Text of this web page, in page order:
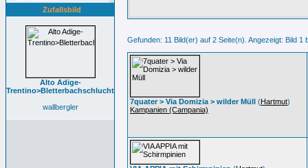
Zufallsbild
Alto Adige-
Trentino>Bletterbachschlucht
wallbergler
Gefunden: 11 Bild(er) auf 2 Seite(n). Angezeigt: Bild 1
7quater > Via Domizia > wilder Müll (Hartmut)
Kampanien (Campania)